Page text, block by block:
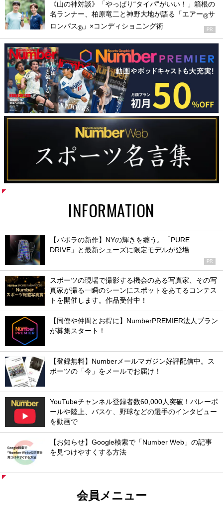
《山の神対談》「やっぱり“タイパ”がいい！」箱根の
名ランナー、柏原竜二と神野大地が語る「エアー®サ
ロンパス® 」×コンディショニング術 PR
INFORMATION
【バボラの新作】NYの輝きを纏う。「PURE
DRIVE」と最新シューズに限定モデルが登場
PR
スポーツの現場で撮影する機会のある写真家、その写
真家が撮る一瞬のシーンにスポットをあてるコンテス
トを開催します。作品受付中！
【同僚や仲間とお得に】NumberPREMIER法人プラン
が募集スタート！
【登録無料】Numberメールマガジン好評配信中。ス
ポーツの「今」をメールでお届け！
YouTubeチャンネル登録者数60,000人突破！バレーボ
ールや陸上、バスケ、野球などの選手のインタビュー
を動画で
【お知らせ】Google検索で「Number Web」の記事
を見つけやすくする方法
会員メニュー